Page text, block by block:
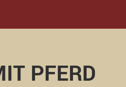
PFERD